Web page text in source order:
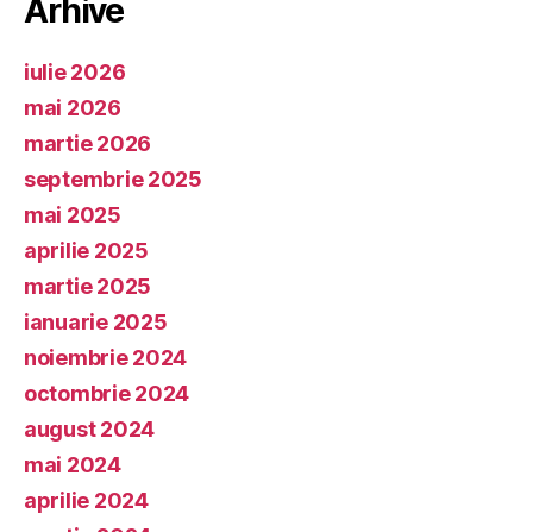
Arhive
iulie 2026
mai 2026
martie 2026
septembrie 2025
mai 2025
aprilie 2025
martie 2025
ianuarie 2025
noiembrie 2024
octombrie 2024
august 2024
mai 2024
aprilie 2024